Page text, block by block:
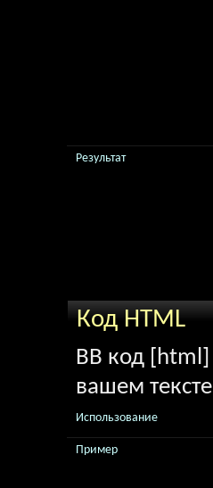
Результат
Код HTML
BB код
вашем
Использование
Пример